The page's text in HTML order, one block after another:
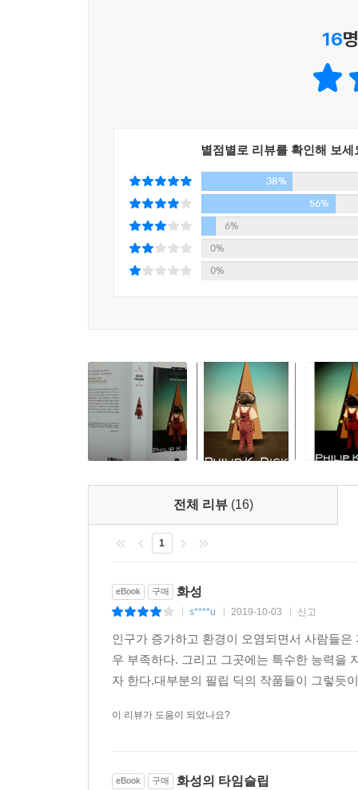
세계적으로 저명한 필립 K. 딕 전문가인 조나단
수상작인 『흘러라 내 눈물, 하고 경관은 말했
16
별점별로 리뷰를 확인해 보세
38%
56%
6%
0%
0%
전체 리뷰 (16)
1
eBook 구매 화성
s****u 2019-10-03 신고
인구가 증가하고 환경이 오염되면서 사람들
우 부족하다. 그리고 그곳에는 특수한 능력을
자 한다.대부분의 필립 딕의 작품들이 그렇듯
이 리뷰가 도움이 되었나요?
eBook 구매 화성의 타임슬립